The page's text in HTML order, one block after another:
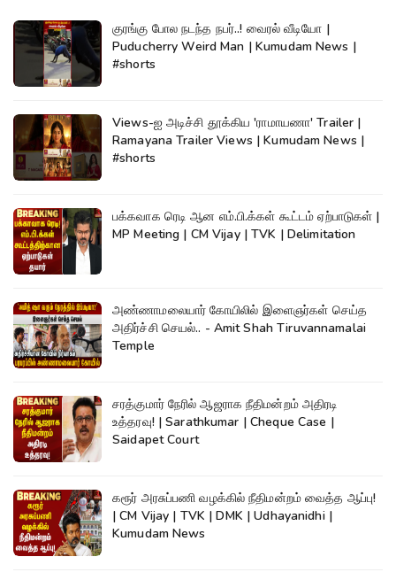
குரங்கு போல நடந்த நபர்..! வைரல் வீடியோ |
Puducherry Weird Man | Kumudam News |
#shorts
Views-ஐ அடிச்சி தூக்கிய 'ராமாயணா' Trailer |
Ramayana Trailer Views | Kumudam News |
#shorts
பக்கவாக ரெடி ஆன எம்.பி.க்கள் கூட்டம் ஏற்பாடுகள் |
MP Meeting | CM Vijay | TVK | Delimitation
அண்ணாமலையார் கோயிலில் இளைஞர்கள் செய்த
அதிர்ச்சி செயல்.. - Amit Shah Tiruvannamalai
Temple
சரத்குமார் நேரில் ஆஜராக நீதிமன்றம் அதிரடி
உத்தரவு! | Sarathkumar | Cheque Case |
Saidapet Court
கரூர் அரசுப்பணி வழக்கில் நீதிமன்றம் வைத்த ஆப்பு!
| CM Vijay | TVK | DMK | Udhayanidhi |
Kumudam News